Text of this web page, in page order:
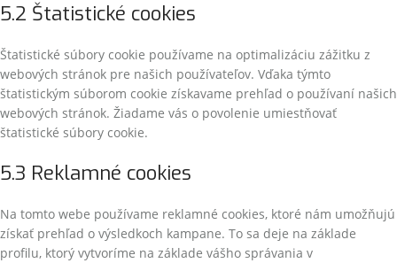
5.2 Štatistické cookies
Štatistické súbory cookie používame na optimalizáciu zážitku z
webových stránok pre našich používateľov. Vďaka týmto
štatistickým súborom cookie získavame prehľad o používaní našich
webových stránok. Žiadame vás o povolenie umiestňovať
štatistické súbory cookie.
5.3 Reklamné cookies
Na tomto webe používame reklamné cookies, ktoré nám umožňujú
získať prehľad o výsledkoch kampane. To sa deje na základe
profilu, ktorý vytvoríme na základe vášho správania v